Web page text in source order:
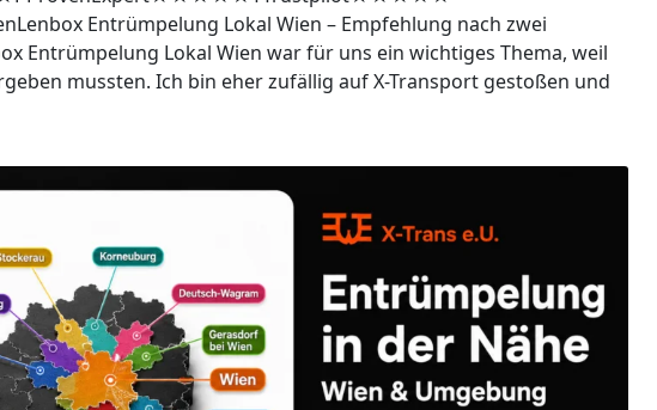
Entrümpelung Lokal Wien – Empfehlung nach zwei
Entrümpelung Lokal Wien war für uns ein wichtiges Thema, weil
mussten. Ich bin eher zufällig auf X-Transport gestoßen und